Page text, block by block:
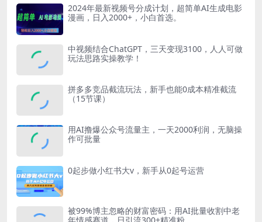
2024年最新视频号分成计划，超简单AI生成电影
漫画，日入2000+，小白首选。
中视频结合ChatGPT，三天变现3100，人人可做
玩法思路实操教学！
拼多多竞品截流玩法，新手也能0成本精准截流
（15节课）
用AI撸爆公众号流量主，一天2000利润，无脑操
作可批量
0起步做小红书大v，新手从0起号运营
被99%博主忽略的财富密码：用AI批量收割中老